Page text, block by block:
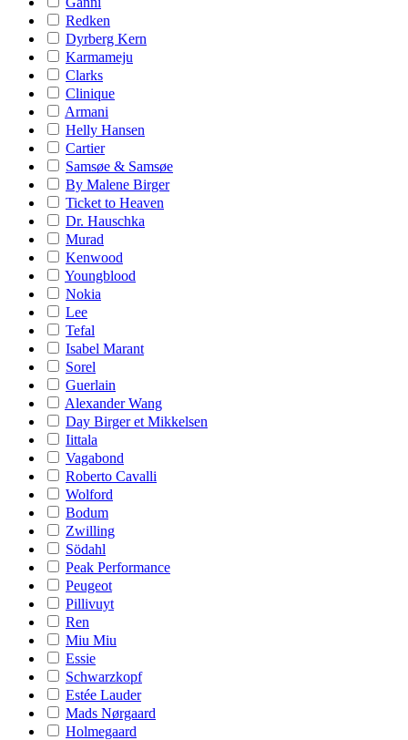
Redken
Dyrberg Kern
Karmameju
Clarks
Clinique
Armani
Helly Hansen
Cartier
Samsøe & Samsøe
By Malene Birger
Ticket to Heaven
Dr. Hauschka
Murad
Kenwood
Youngblood
Nokia
Lee
Tefal
Isabel Marant
Sorel
Guerlain
Alexander Wang
Day Birger et Mikkelsen
Iittala
Vagabond
Roberto Cavalli
Wolford
Bodum
Zwilling
Södahl
Peak Performance
Peugeot
Pillivuyt
Ren
Miu Miu
Essie
Schwarzkopf
Estée Lauder
Mads Nørgaard
Holmegaard